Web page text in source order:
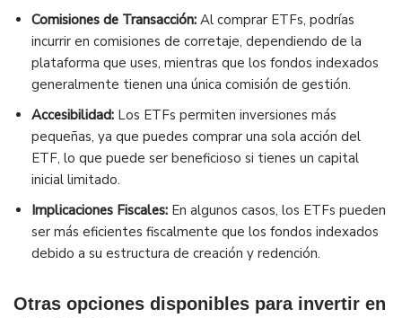
Comisiones de Transacción: Al comprar ETFs, podrías
incurrir en comisiones de corretaje, dependiendo de la
plataforma que uses, mientras que los fondos indexados
generalmente tienen una única comisión de gestión.
Accesibilidad: Los ETFs permiten inversiones más
pequeñas, ya que puedes comprar una sola acción del
ETF, lo que puede ser beneficioso si tienes un capital
inicial limitado.
Implicaciones Fiscales: En algunos casos, los ETFs pueden
ser más eficientes fiscalmente que los fondos indexados
debido a su estructura de creación y redención.
Otras opciones disponibles para invertir en